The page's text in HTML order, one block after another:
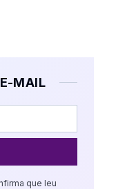
MAIL
que leu